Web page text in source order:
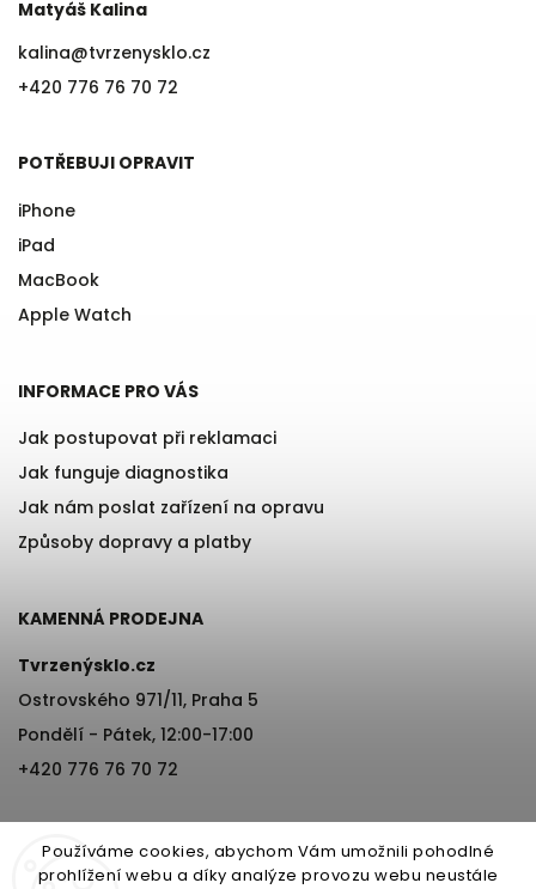
Používáme cookies, abychom Vám umožnili pohodlné
prohlížení webu a díky analýze provozu webu neustále
Matyáš Kalina
kalina@tvrzenysklo.cz
+420 776 76 70 72
POTŘEBUJI OPRAVIT
iPhone
iPad
MacBook
Apple Watch
INFORMACE PRO VÁS
Jak postupovat při reklamaci
Jak funguje diagnostika
Jak nám poslat zařízení na opravu
Způsoby dopravy a platby
KAMENNÁ PRODEJNA
Tvrzenýsklo.cz
Ostrovského 971/11, Praha 5
Pondělí - Pátek, 12:00-17:00
+420 776 76 70 72